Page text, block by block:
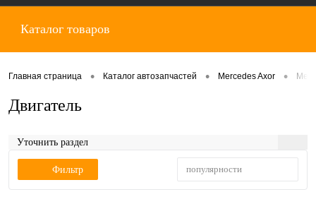
Каталог товаров
Главная страница • Каталог автозапчастей • Mercedes Axor •
Двигатель
Уточнить раздел
Фильтр популярности